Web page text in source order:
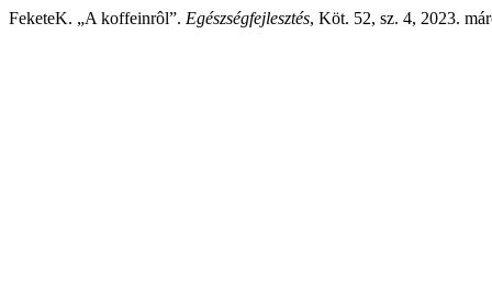
FeketeK. „A koffeinrôl”. Egészségfejlesztés, Köt. 52, sz. 4, 2023.